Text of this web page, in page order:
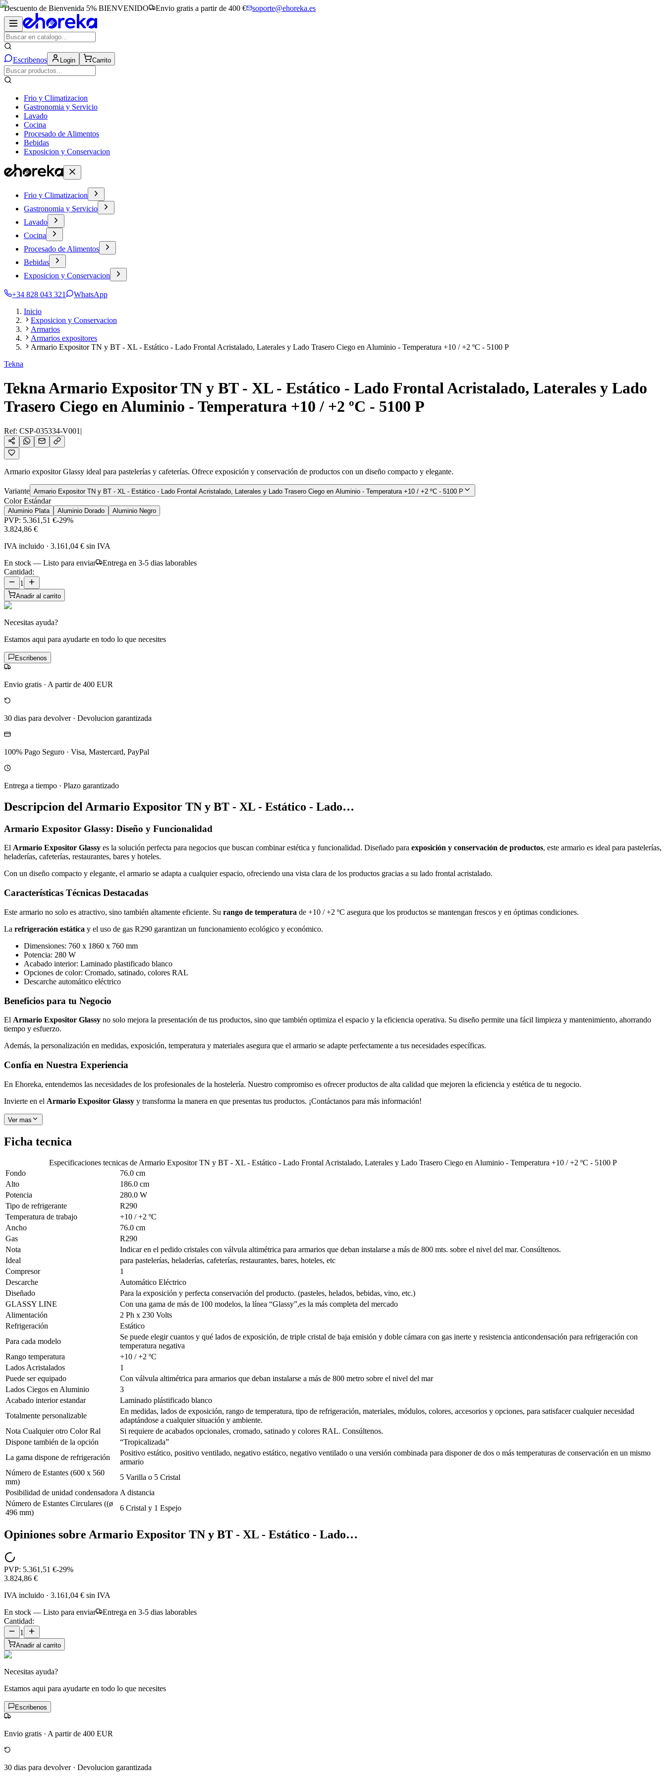
Descuento de Bienvenida 5% BIENVENIDO Envio gratis a partir de 400 € soporte@ehoreka.es
Escribenos Login Carrito
Frio y Climatizacion
Gastronomia y Servicio
Lavado
Cocina
Procesado de Alimentos
Bebidas
Exposicion y Conservacion
Frio y Climatizacion
Gastronomia y Servicio
Lavado
Cocina
Procesado de Alimentos
Bebidas
Exposicion y Conservacion
+34 828 043 321
WhatsApp
Inicio
Exposicion y Conservacion
Armarios
Armarios expositores
Armario Expositor TN y BT - XL - Estático - Lado Frontal Acristalado, Laterales y Lado Trasero Ciego en Aluminio - Temperatura +10 / +2 ºC - 5100 P
Tekna
Tekna Armario Expositor TN y BT - XL - Estático - Lado Frontal Acristalado, Laterales y Lado
Trasero Ciego en Aluminio - Temperatura +10 / +2 ºC - 5100 P
Ref: CSP-035334-V001 |
Armario expositor Glassy ideal para pastelerías y cafeterías. Ofrece exposición y conservación de productos con un diseño compacto y elegante.
Variante Armario Expositor TN y BT - XL - Estático - Lado Frontal Acristalado, Laterales y Lado Trasero Ciego en Aluminio - Temperatura +10 / +2 ºC - 5100 P
Color Estándar
Aluminio Plata Aluminio Dorado Aluminio Negro
PVP: 5.361,51 €-29%
3.824,86 €
IVA incluido · 3.161,04 € sin IVA
En stock — Listo para enviar
Entrega en 3-5 dias laborables
Cantidad:
1
Anadir al carrito
Necesitas ayuda?
Estamos aqui para ayudarte en todo lo que necesites
Escribenos
Envio gratis · A partir de 400 EUR
30 dias para devolver· Devolucion garantizada
100% Pago Seguro · Visa, Mastercard, PayPal
Entrega a tiempo · Plazo garantizado
Descripcion del Armario Expositor TN y BT - XL - Estático - Lado…
Armario Expositor Glassy: Diseño y Funcionalidad
El Armario Expositor Glassy es la solución perfecta para negocios que buscan combinar estética y funcionalidad. Diseñado para exposición y conservación de productos, este armario es ideal para pastelerías,
heladerías, cafeterías, restaurantes, bares y hoteles.
Con un diseño compacto y elegante, el armario se adapta a cualquier espacio, ofreciendo una vista clara de los productos gracias a su lado frontal acristalado.
Características Técnicas Destacadas
Este armario no solo es atractivo, sino también altamente eficiente. Su rango de temperatura de +10 / +2 ºC asegura que los productos se mantengan frescos y en óptimas condiciones.
La refrigeración estática y el uso de gas R290 garantizan un funcionamiento ecológico y económico.
Dimensiones: 760 x 1860 x 760 mm
Potencia: 280 W
Acabado interior: Laminado plastificado blanco
Opciones de color: Cromado, satinado, colores RAL
Descarche automático eléctrico
Beneficios para tu Negocio
El Armario Expositor Glassy no solo mejora la presentación de tus productos, sino que también optimiza el espacio y la eficiencia operativa. Su diseño permite una fácil limpieza y mantenimiento, ahorrando
tiempo y esfuerzo.
Además, la personalización en medidas, exposición, temperatura y materiales asegura que el armario se adapte perfectamente a tus necesidades específicas.
Confía en Nuestra Experiencia
En Ehoreka, entendemos las necesidades de los profesionales de la hostelería. Nuestro compromiso es ofrecer productos de alta calidad que mejoren la eficiencia y estética de tu negocio.
Invierte en el Armario Expositor Glassy y transforma la manera en que presentas tus productos. ¡Contáctanos para más información!
Ver mas
Ficha tecnica
Especificaciones tecnicas de Armario Expositor TN y BT - XL - Estático - Lado Frontal Acristalado, Laterales y Lado Trasero Ciego en Aluminio - Temperatura +10 / +2 ºC - 5100 P
Fondo
76.0 cm
Alto
186.0 cm
Potencia
280.0 W
Tipo de refrigerante
R290
Temperatura de trabajo
+10 / +2 ºC
Ancho
76.0 cm
Gas
R290
Nota
Indicar en el pedido cristales con válvula altimétrica para armarios que deban instalarse a más de 800 mts. sobre el nivel del mar. Consúltenos.
Ideal
para pastelerías, heladerías, cafeterías, restaurantes, bares, hoteles, etc
Compresor
1
Descarche
Automático Eléctrico
Diseñado
Para la exposición y perfecta conservación del producto. (pasteles, helados, bebidas, vino, etc.)
GLASSY LINE
Con una gama de más de 100 modelos, la línea “Glassy”,es la más completa del mercado
Alimentación
2 Ph x 230 Volts
Refrigeración
Estático
Para cada modelo
Se puede elegir cuantos y qué lados de exposición, de triple cristal de baja emisión y doble cámara con gas inerte y resistencia anticondensación para refrigeración con
temperatura negativa
Rango temperatura
+10 / +2 ºC
Lados Acristalados
1
Puede ser equipado
Con válvula altimétrica para armarios que deban instalarse a más de 800 metro sobre el nivel del mar
Lados Ciegos en Aluminio
3
Acabado interior estandar
Laminado plástificado blanco
Totalmente personalizable
En medidas, lados de exposición, rango de temperatura, tipo de refrigeración, materiales, módulos, colores, accesorios y opciones, para satisfacer cualquier necesidad
adaptándose a cualquier situación y ambiente.
Nota Cualquier otro Color Ral
Si requiere de acabados opcionales, cromado, satinado y colores RAL. Consúltenos.
Dispone también de la opción
“Tropicalizada”
La gama dispone de refrigeración
Positivo estático, positivo ventilado, negativo estático, negativo ventilado o una versión combinada para disponer de dos o más temperaturas de conservación en un mismo
armario
Número de Estantes (600 x 560
mm)
5 Varilla o 5 Cristal
Posibilidad de unidad condensadora A distancia
Número de Estantes Circulares ((ø
496 mm)
6 Cristal y 1 Espejo
Opiniones sobre Armario Expositor TN y BT - XL - Estático - Lado…
PVP: 5.361,51 €-29%
3.824,86 €
IVA incluido · 3.161,04 € sin IVA
En stock — Listo para enviar
Entrega en 3-5 dias laborables
Cantidad:
1
Anadir al carrito
Necesitas ayuda?
Estamos aqui para ayudarte en todo lo que necesites
Escribenos
Envio gratis · A partir de 400 EUR
30 dias para devolver· Devolucion garantizada